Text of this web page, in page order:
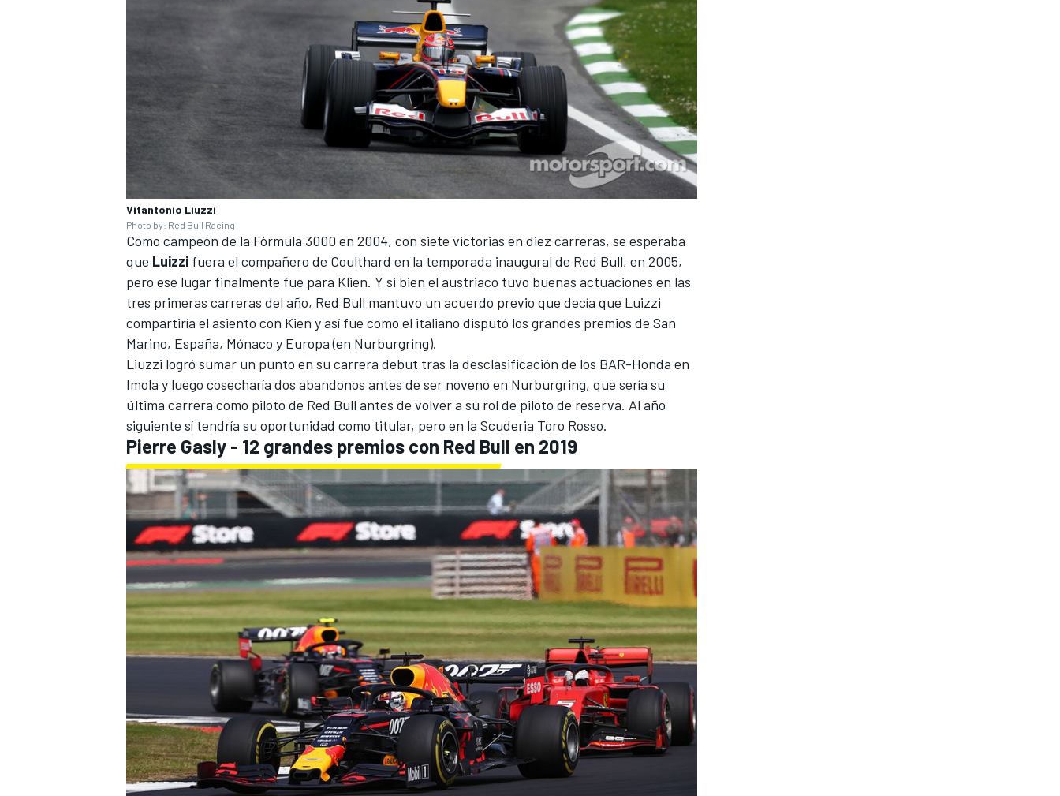
Vitantonio Liuzzi
Photo by: Red Bull Racing
Como campeón de la Fórmula 3000 en 2004, con siete victorias en diez carreras, se esperaba
que Luizzi fuera el compañero de Coulthard en la temporada inaugural de Red Bull, en 2005,
pero ese lugar finalmente fue para Klien. Y si bien el austriaco tuvo buenas actuaciones en las
tres primeras carreras del año, Red Bull mantuvo un acuerdo previo que decía que Luizzi
compartiría el asiento con Kien y así fue como el italiano disputó los grandes premios de San
Marino, España, Mónaco y Europa (en Nurburgring).
Liuzzi logró sumar un punto en su carrera debut tras la desclasificación de los BAR-Honda en
Imola y luego cosecharía dos abandonos antes de ser noveno en Nurburgring, que sería su
última carrera como piloto de Red Bull antes de volver a su rol de piloto de reserva. Al año
siguiente sí tendría su oportunidad como titular, pero en la Scuderia Toro Rosso.
Pierre Gasly - 12 grandes premios con Red Bull en 2019